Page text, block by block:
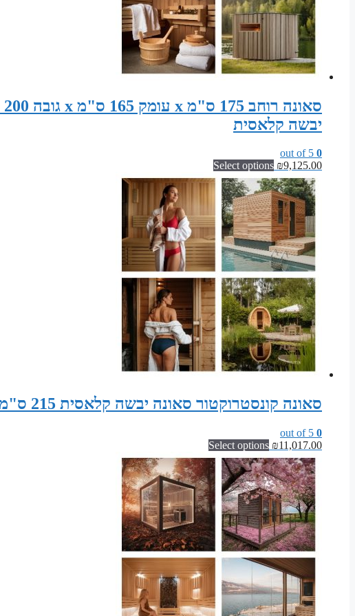
יבשה קלאסית
0
₪9,125.00
Select options
סאונה קונסטרוקטור סאונה יבשה קלאסית 215 ס"מ רוחב x 195 ס"מ עומק x 200 ס"מ גובה
0
₪11,017.00
Select options